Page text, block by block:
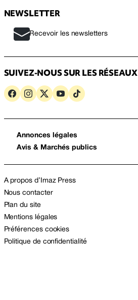
NEWSLETTER
Recevoir les newsletters
SUIVEZ-NOUS SUR LES RÉSEAUX
Annonces légales
Avis & Marchés publics
A propos d’Imaz Press
Nous contacter
Plan du site
Mentions légales
Préférences cookies
Politique de confidentialité